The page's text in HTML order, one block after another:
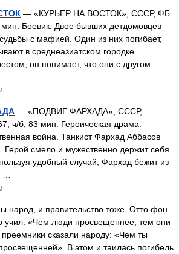
— «КУРЬЕР НА ВОСТОК», СССР, ФБ
Боевик. Двое бывших детдомовцев
с мафией. Один из них погибает,
в среднеазиатском городке.
он понимает, что они с другом
— «ПОДВИГ ФАРХАДА», СССР,
ч/б, 83 мин. Героическая драма.
война. Танкист Фархад Аббасов
Герой смело и мужественно держит себя
удобный случай, Фархад бежит из
…
народ, и правительство тоже. Отто фон
учил: «Чем люди просвещеннее, тем они
сказали народу: «Чем ты
В этом и таилась погибель.